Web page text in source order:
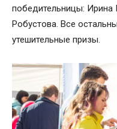
победительницы: Ирина
Робустова. Все
утешительные призы.